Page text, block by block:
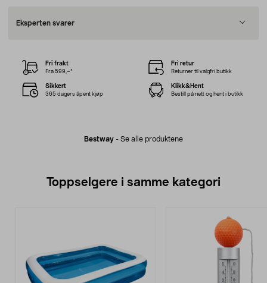
Eksperten svarer
Bestway - Se alle produktene
Fri frakt
Fra 599,–*
Fri retur
Returner til valgfri butikk
Sikkert
365 dagers åpent kjøp
Klikk&Hent
Bestill på nett og hent i butikk
Toppselgere i samme kategori